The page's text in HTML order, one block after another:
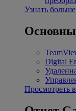
Узнать
Digital
Просмотреть